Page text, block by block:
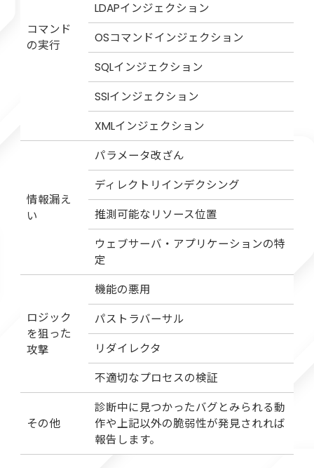
コマンド
の実行
LDAPインジェクション
OSコマンドインジェクション
SQLインジェクション
SSIインジェクション
XMLインジェクション
情報漏え
い
パラメータ改ざん
ディレクトリインデクシング
推測可能なリソース位置
ウェブサーバ・アプリケーションの特
定
ロジック
を狙った
攻撃
機能の悪用
パストラバーサル
リダイレクタ
不適切なプロセスの検証
その他
診断中に見つかったバグとみられる動
作や上記以外の脆弱性が発見されれば
報告します。